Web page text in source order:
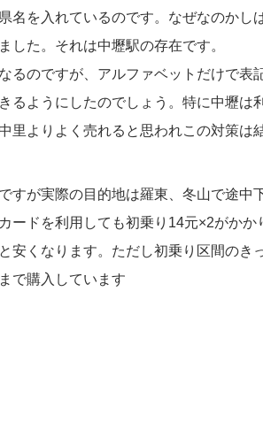
名を入れているのです。なぜなのかし
した。それは中壢駅の存在です。
るのですが、アルファベットだけで表
るようにしたのでしょう。特に中壢は
里よりよく売れると思われこの対策は
すが実際の目的地は羅東、冬山で途中
ードを利用しても初乗り14元×2がか
安くなります。ただし初乗り区間のき
で購入しています